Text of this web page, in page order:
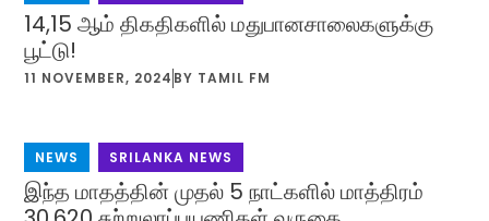
14,15 ஆம் திகதிகளில் மதுபானசாலைகளுக்கு
பூட்டு!
11 NOVEMBER, 2024 BY TAMIL FM
NEWS SRILANKA NEWS
இந்த மாதத்தின் முதல் 5 நாட்களில் மாத்திரம்